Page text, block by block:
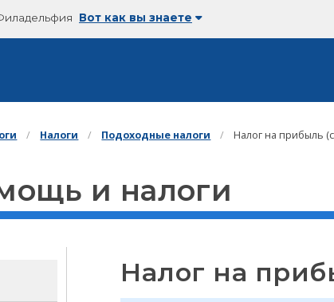
Вот как вы знаете
Налоги Подоходные налоги Налог на прибыль
и налоги
Налог на